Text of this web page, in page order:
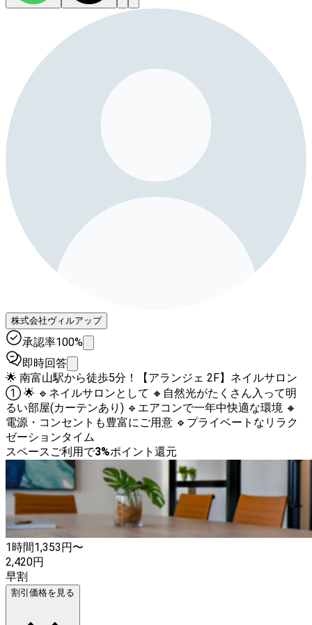
株式会社ヴィルアップ
承認率100%
即時回答
🌟 南富山駅から徒歩5分！【アランジェ 2F】ネイルサロン
① 🌟 🔹ネイルサロンとして 🔸自然光がたくさん入って明
るい部屋(カーテンあり) 🔹エアコンで一年中快適な環境 🔸
電源・コンセントも豊富にご用意 🔹プライベートなリラク
ゼーションタイム
スペースご利用で3%ポイント還元
1時間1,353円〜
2,420円
早割
割引価格を見る